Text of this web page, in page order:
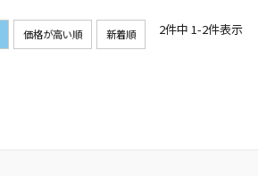
価格が高い順 新着順 2件中 1-2件表示